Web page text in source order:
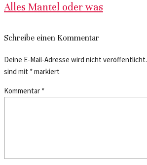
Alles Mantel oder was
Schreibe einen Kommentar
Deine E-Mail-Adresse wird nicht veröffentlicht.
sind mit *markiert
Kommentar *